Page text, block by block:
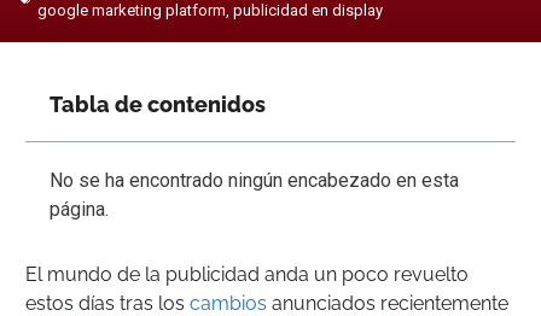
google marketing platform,publicidad en display
El mundo de la publicidad anda un poco revuelto
estos días tras los cambios anunciados recientemente
Tabla de contenidos
No se ha encontrado ningún encabezado en esta
página.